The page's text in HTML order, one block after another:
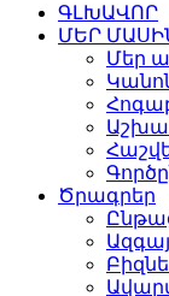
ԳԼԽԱՎՈՐ
ՄԵՐ
Մեր
Ծրագրեր